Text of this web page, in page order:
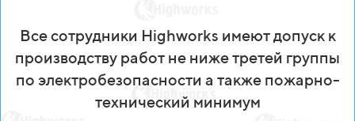
Все сотрудники Highworks имеют допуск к
производству работ не ниже третей группы
по электробезопасности а также пожарно-
технический минимум